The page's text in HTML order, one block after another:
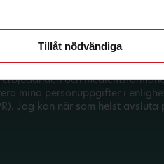
Tillåt nödvändiga
och
mina personuppgifter i
Jag kan när som helst avsluta